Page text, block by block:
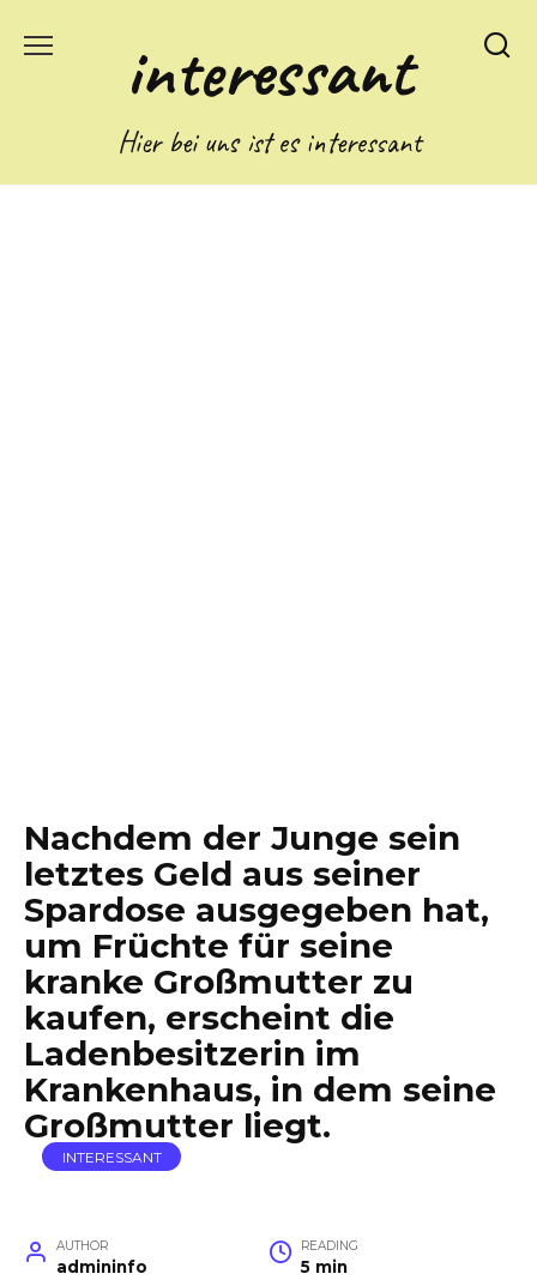
interessant
Hier bei uns ist es interessant
Nachdem der Junge sein
letztes Geld aus seiner
Spardose ausgegeben hat,
um Früchte für seine
kranke Großmutter zu
kaufen, erscheint die
Ladenbesitzerin im
Krankenhaus, in dem seine
Großmutter liegt.
INTERESSANT
AUTHOR
admininfo
READING
5 min